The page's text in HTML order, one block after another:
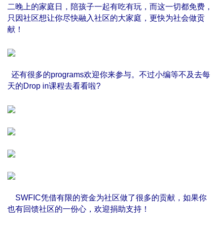
二晚上的家庭日，陪孩子一起有吃有玩，而这一切都免费，
只因社区想让你尽快融入社区的大家庭，更快为社会做贡
献！
还有很多的programs欢迎你来参与。不过小编等不及去每
天的Drop in课程去看看啦?
SWFIC凭借有限的资金为社区做了很多的贡献，如果你
也有回馈社区的一份心，欢迎捐助支持！